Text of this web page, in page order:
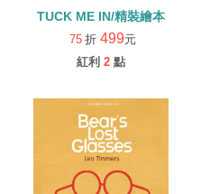
TUCK ME IN/精裝繪本
75 折 499元
紅利 2 點